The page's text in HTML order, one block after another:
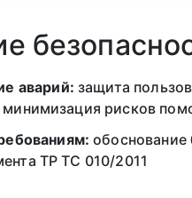
аварий: защита
рисков
обоснование
ТР ТС 010/2011